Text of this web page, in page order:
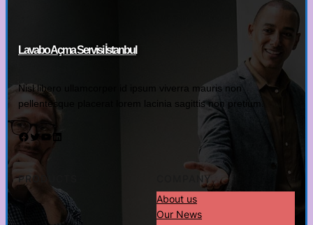
Lavabo Açma Servisi İstanbul
Nisl libero ullamcorper id ipsum viverra mauris non
pellentesque placerat lorem lacinia sagittis non pretium.
Facebook Twitter YouTube LinkedIn
PRODUCTS
COMPANY
About us
Our News